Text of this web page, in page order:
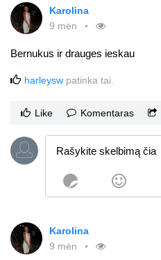
Karolina
9 mėn
Bernukus ir drauges ieskau
harleysw patinka tai.
Like Komentaras
Karolina
9 mėn